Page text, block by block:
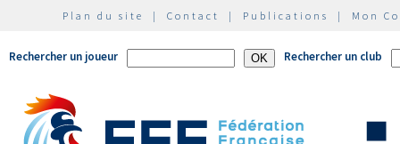
Plan du site | Contact | Publications | Mon
Rechercher un joueur Rechercher un club